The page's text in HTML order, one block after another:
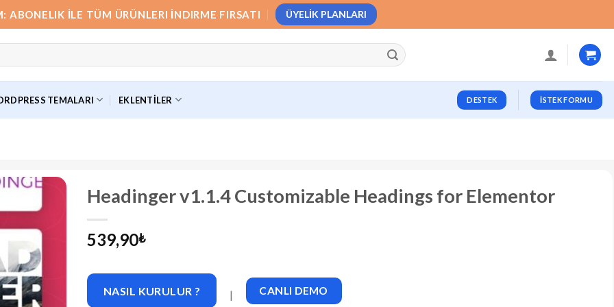
ABONELIK İLE TÜM ÜRÜNLERI İNDIRME FIRSATI ÜYELIK PLANLARI
TEMALARI EKLENTILER DESTEK İSTEK FORMU
Headinger v1.1.4 Customizable Headings for Elementor
539,90₺
NASIL KURULUR ? | CANLI DEMO